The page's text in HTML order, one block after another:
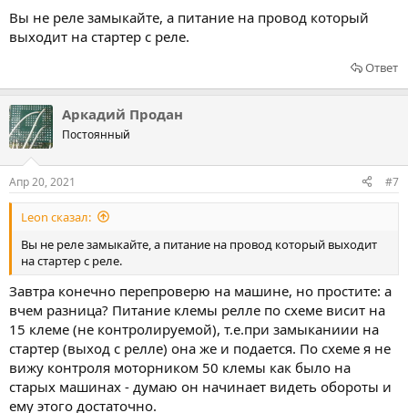
Вы не реле замыкайте, а питание на провод который
выходит на стартер с реле.
Ответ
Аркадий Продан
Постоянный
Апр 20, 2021 #7
Leon сказал:
Вы не реле замыкайте, а питание на провод который выходит
на стартер с реле.
Завтра конечно перепроверю на машине, но простите: а
вчем разница? Питание клемы релле по схеме висит на
15 клеме (не контролируемой), т.е.при замыканиии на
стартер (выход с релле) она же и подается. По схеме я не
вижу контроля моторником 50 клемы как было на
старых машинах - думаю он начинает видеть обороты и
ему этого достаточно.